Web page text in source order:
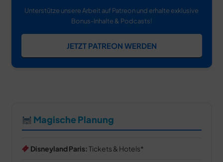
Unterstütze unsere Arbeit auf Patreon und erhalte exklusive
Bonus-Inhalte & Podcasts!
JETZT PATREON WERDEN
Magische Planung
Disneyland Paris:Tickets & Hotels